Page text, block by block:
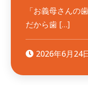
「お義母さんの
だから歯 […]
2026年6月24